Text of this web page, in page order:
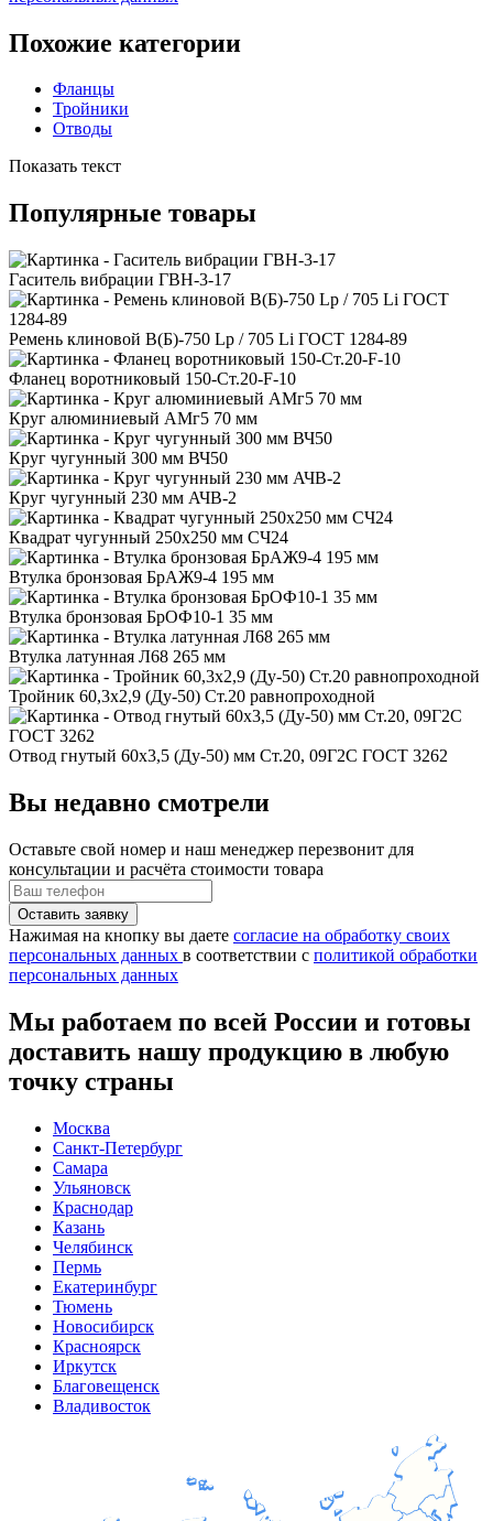
Похожие категории
Фланцы
Тройники
Отводы
Показать текст
Популярные товары
Гаситель вибрации ГВН-3-17
Ремень клиновой В(Б)-750 Lp / 705 Li ГОСТ 1284-89
Фланец воротниковый 150-Ст.20-F-10
Круг алюминиевый АМг5 70 мм
Круг чугунный 300 мм ВЧ50
Круг чугунный 230 мм АЧВ-2
Квадрат чугунный 250x250 мм СЧ24
Втулка бронзовая БрАЖ9-4 195 мм
Втулка бронзовая БрОФ10-1 35 мм
Втулка латунная Л68 265 мм
Тройник 60,3x2,9 (Ду-50) Ст.20 равнопроходной
Отвод гнутый 60x3,5 (Ду-50) мм Ст.20, 09Г2С ГОСТ 3262
Вы недавно смотрели
Оставьте свой номер и наш менеджер перезвонит для
консультации и расчёта стоимости товара
Нажимая на кнопку вы даете согласие на обработку своих
персональных данных в соответствии с политикой обработки
персональных данных
Мы работаем по всей России и готовы
доставить нашу продукцию в любую
точку страны
Москва
Санкт-Петербург
Самара
Ульяновск
Краснодар
Казань
Челябинск
Пермь
Екатеринбург
Тюмень
Новосибирск
Красноярск
Иркутск
Благовещенск
Владивосток